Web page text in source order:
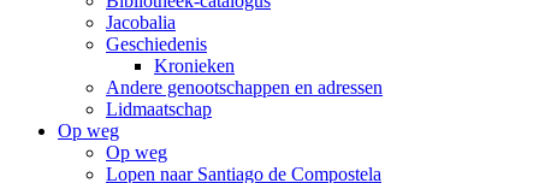
Jacobalia
Geschiedenis
Kronieken
Andere genootschappen en adressen
Lidmaatschap
Op weg
Op weg
Lopen naar Santiago de Compostela